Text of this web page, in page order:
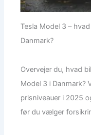
Tesla Model 3 –
Danmark?
Overvejer du, hvad
Model 3 i Danmark?
prisniveauer i 2025
før du vælger